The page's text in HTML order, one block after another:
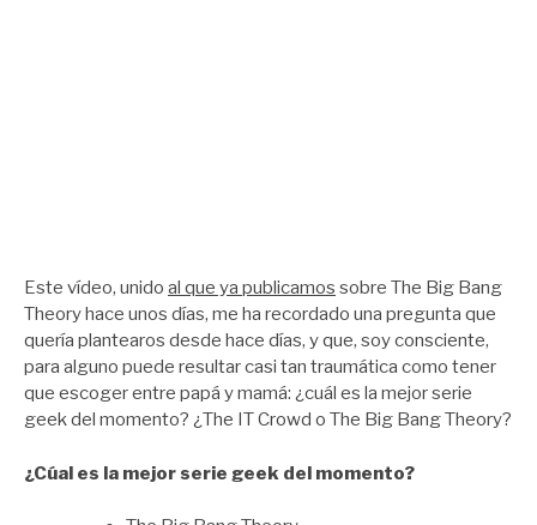
Este vídeo, unido al que ya publicamos sobre The Big Bang
Theory hace unos días, me ha recordado una pregunta que
quería plantearos desde hace días, y que, soy consciente,
para alguno puede resultar casi tan traumática como tener
que escoger entre papá y mamá: ¿cuál es la mejor serie
geek del momento? ¿The IT Crowd o The Big Bang Theory?
¿Cúal es la mejor serie geek del momento?